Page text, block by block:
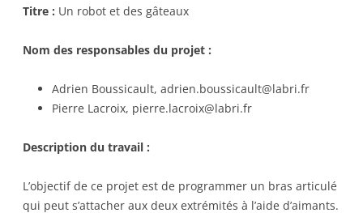
Titre : Un robot et des gâteaux
Nom des responsables du projet :
Adrien Boussicault, adrien.boussicault@labri.fr
Pierre Lacroix, pierre.lacroix@labri.fr
Description du travail :
L’objectif de ce projet est de programmer un bras articulé
qui peut s’attacher aux deux extrémités à l’aide d’aimants.